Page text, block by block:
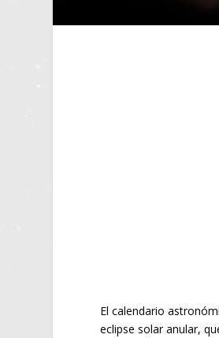
El calendario
eclipse solar anular,